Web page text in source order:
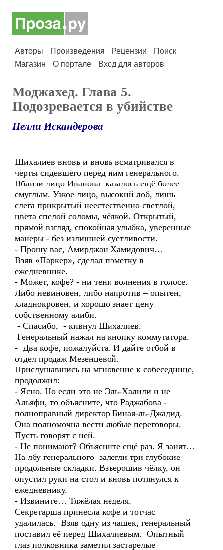
Авторы Произведения Рецензии
Поиск
Магазин
О портале Вход для авторов
Моджахед. Глава 5.
Подозревается в убийстве
Нелли Искандерова
Шихалиев вновь и вновь всматривался в
черты сидевшего перед ним генерального.
Вблизи лицо Иванова казалось ещё более
смуглым. Узкое лицо, высокий лоб, лишь
слега прикрытый неестественно светлой,
цвета спелой соломы, чёлкой. Открытый,
прямой взгляд, спокойная улыбка, уверенные
манеры - без излишней суетливости.
- Прошу вас, Амирджан Хамидович…
Взяв «Паркер», сделал пометку в
ежедневнике.
- Может, кофе? - ни тени волнения в голосе.
Либо невиновен, либо напротив – опытен,
хладнокровен, и хорошо знает цену
собственному алиби.
- Спасибо, - кивнул Шихалиев.
Генеральный нажал на кнопку коммутатора.
- Два кофе, пожалуйста. И дайте отбой в
отдел продаж Мезенцевой.
Прислушавшись на мгновение к собеседнице,
продолжил:
- Ясно. Но если это не Эль-Халили и не
Альяфи, то объясните, что Раджабова -
полноправный директор Биная-ль-Джадид.
Она полномочна вести любые переговоры.
Пусть говорят с ней.
- Не понимают? Объясните ещё раз. Я занят…
На лбу генерального залегли три глубокие
продольные складки. Взъерошив чёлку, он
опустил руки на стол и вновь потянулся к
ежедневнику.
- Извините… Тяжёлая неделя.
Секретарша принесла кофе и тотчас
удалилась. Взяв одну из чашек, генеральный
поставил её перед Шихалиевым. Опытный
глаз полковника заметил застарелые